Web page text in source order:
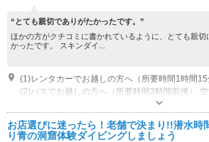
“とても親切でありがたかったです。”
ほかの方がクチコミに書かれているように、とても親
かったです。 スキンダイ...
お店選びに迷ったら！老舗で決まり!!潜水時
り青の洞窟体験ダイビングしましょう